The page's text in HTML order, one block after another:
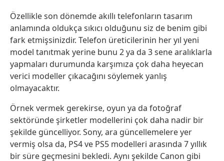
Özellikle son dönemde akıllı telefonların tasarım
anlamında oldukça sıkıcı olduğunu siz de benim gibi
fark etmişsinizdir. Telefon üreticilerinin her yıl yeni
model tanıtmak yerine bunu 2 ya da 3 sene aralıklarla
yapmaları durumunda karşımıza çok daha heyecan
verici modeller çıkacağını söylemek yanlış
olmayacaktır.
Örnek vermek gerekirse, oyun ya da fotoğraf
sektöründe şirketler modellerini çok daha nadir bir
şekilde güncelliyor. Sony, ara güncellemelere yer
vermiş olsa da, PS4 ve PS5 modelleri arasında 7 yıllık
bir süre geçmesini bekledi. Aynı şekilde Canon gibi